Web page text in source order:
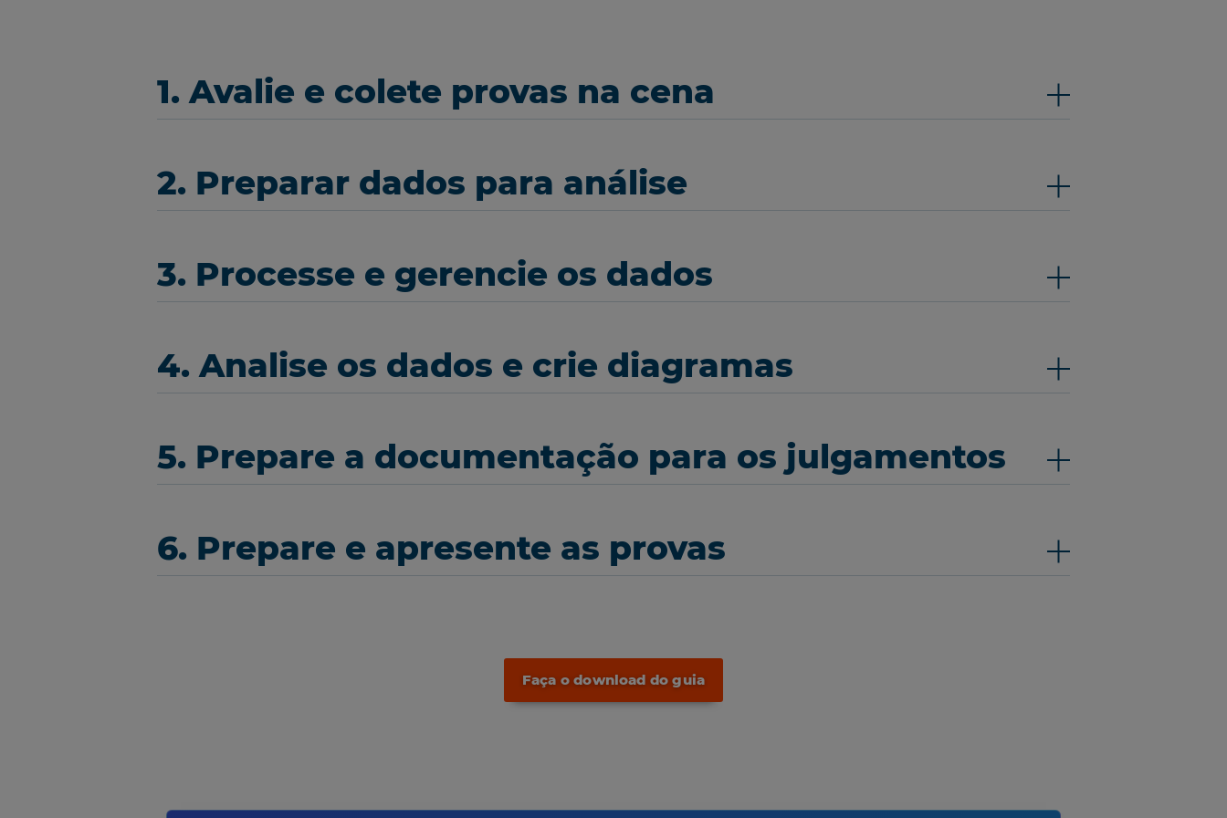
1. Avalie e colete provas na cena
2. Preparar dados para análise
3. Processe e gerencie os dados
4. Analise os dados e crie diagramas
5. Prepare a documentação para os julgamentos
6. Prepare e apresente as provas
Faça o download do guia